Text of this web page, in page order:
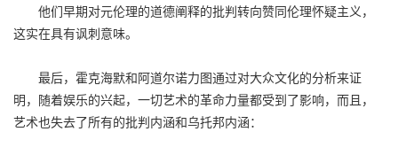
他们早期对元伦理的道德阐释的批判转向赞同伦理怀疑主义，
这实在具有讽刺意味。
最后，霍克海默和阿道尔诺力图通过对大众文化的分析来证
明，随着娱乐的兴起，一切艺术的革命力量都受到了影响，而且，
艺术也失去了所有的批判内涵和乌托邦内涵：